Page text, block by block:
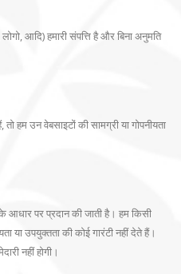
आदि) हमारी संपत्ति है और बिना अनुमति
हम उन वेबसाइटों की सामग्री या गोपनीयता
पर प्रदान की जाती है। हम किसी
या उपयुक्तता की कोई गारंटी नहीं देते हैं।
नहीं होगी।